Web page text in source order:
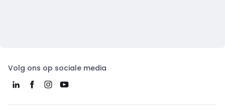
Volg ons op sociale media